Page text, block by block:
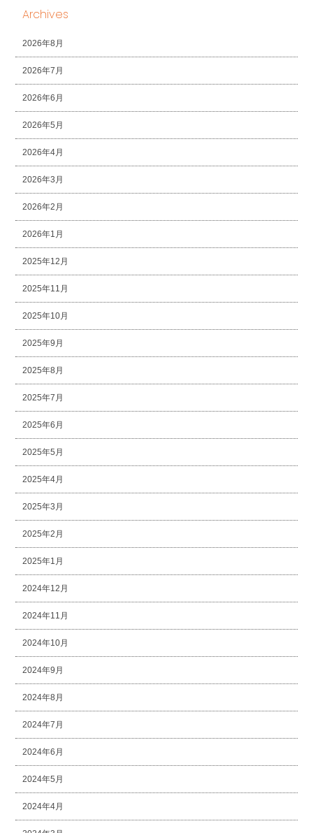
Archives
2026年8月
2026年7月
2026年6月
2026年5月
2026年4月
2026年3月
2026年2月
2026年1月
2025年12月
2025年11月
2025年10月
2025年9月
2025年8月
2025年7月
2025年6月
2025年5月
2025年4月
2025年3月
2025年2月
2025年1月
2024年12月
2024年11月
2024年10月
2024年9月
2024年8月
2024年7月
2024年6月
2024年5月
2024年4月